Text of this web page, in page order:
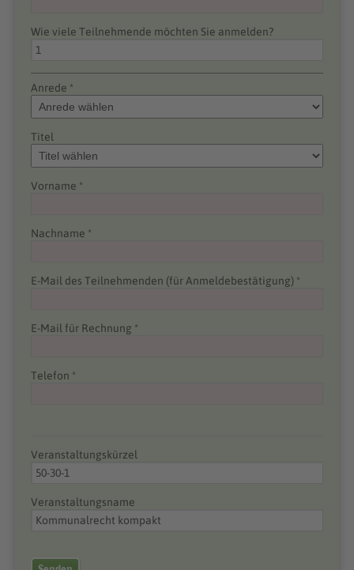
Wie viele Teilnehmende möchten Sie anmelden?
Anrede *
Titel
Vorname *
Nachname *
E-Mail des Teilnehmenden (für Anmeldebestätigung) *
E-Mail für Rechnung *
Telefon *
Veranstaltungskürzel
Veranstaltungsname